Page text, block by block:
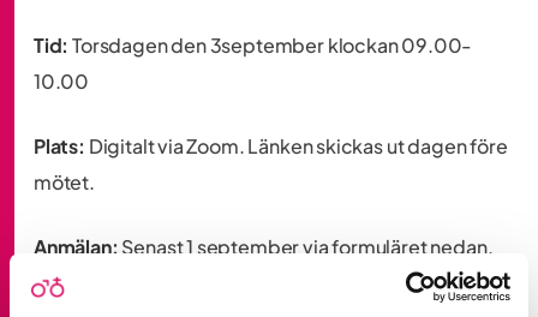
Tid: Torsdagen den 3september klockan 09.00-
10.00
‍Plats: Digitalt via Zoom. Länken skickas ut dagen före
mötet.
‍Anmälan: Senast 1 september via formuläret nedan.
Frågor kan ställas till info@jamstalldtransport.se